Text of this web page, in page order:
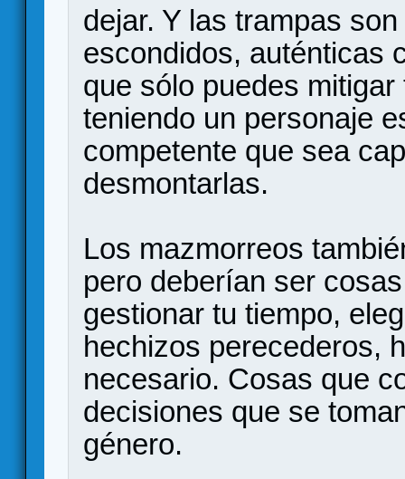
dejar. Y las trampas
escondidos, auténticas
que sólo puedes
teniendo un personaje
competente que sea
desmontarlas.
Los mazmorreos
pero deberían ser
gestionar tu tiempo,
hechizos perecederos,
necesario. Cosas que
decisiones que se
género.